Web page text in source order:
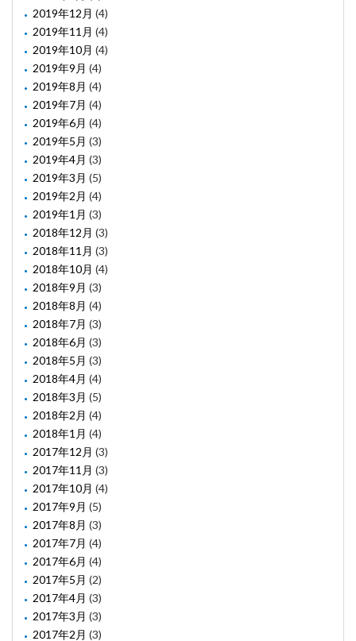
2019年12月 (4)
2019年11月 (4)
2019年10月 (4)
2019年9月 (4)
2019年8月 (4)
2019年7月 (4)
2019年6月 (4)
2019年5月 (3)
2019年4月 (3)
2019年3月 (5)
2019年2月 (4)
2019年1月 (3)
2018年12月 (3)
2018年11月 (3)
2018年10月 (4)
2018年9月 (3)
2018年8月 (4)
2018年7月 (3)
2018年6月 (3)
2018年5月 (3)
2018年4月 (4)
2018年3月 (5)
2018年2月 (4)
2018年1月 (4)
2017年12月 (3)
2017年11月 (3)
2017年10月 (4)
2017年9月 (5)
2017年8月 (3)
2017年7月 (4)
2017年6月 (4)
2017年5月 (2)
2017年4月 (3)
2017年3月 (3)
2017年2月 (3)